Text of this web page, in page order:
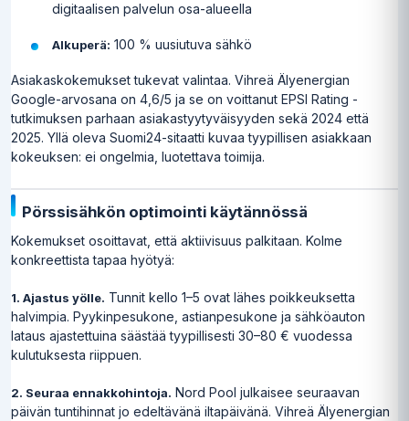
digitaalisen palvelun osa-alueella
Alkuperä: 100 % uusiutuva sähkö
Asiakaskokemukset tukevat valintaa. Vihreä Älyenergian
Google-arvosana on 4,6/5 ja se on voittanut EPSI Rating -
tutkimuksen parhaan asiakastyytyväisyyden sekä 2024 että
2025. Yllä oleva Suomi24-sitaatti kuvaa tyypillisen asiakkaan
kokeuksen: ei ongelmia, luotettava toimija.
Pörssisähkön optimointi käytännössä
Kokemukset osoittavat, että aktiivisuus palkitaan. Kolme
konkreettista tapaa hyötyä:
1. Ajastus yölle. Tunnit kello 1–5 ovat lähes poikkeuksetta
halvimpia. Pyykinpesukone, astianpesukone ja sähköauton
lataus ajastettuina säästää tyypillisesti 30–80 € vuodessa
kulutuksesta riippuen.
2. Seuraa ennakkohintoja. Nord Pool julkaisee seuraavan
päivän tuntihinnat jo edeltävänä iltapäivänä. Vihreä Älyenergian